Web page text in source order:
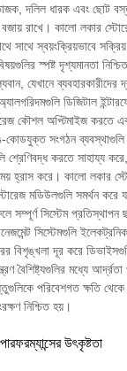
দলিল ধারক এবং ছোট
রাখে। কালো লকার
সাথে স্বয়ংক্রিয়ভাবে
স্পষ্ট দৃশ্যমানতা
যেখানে ব্যবহারকারীদের
ডিজিটাল
কৌশল অপ্টিমাইজ করতে
সংগঠন ব্যবস্থাগুলি
শ্রেণিবদ্ধ করতে সাহায্য
হ্রাস করে। কালো লকার
মডিউলগুলি সমর্থন করে
সম্পূর্ণ সিস্টেম প্রতিস্থাপন
সিস্টেমগুলি
বিশৃঙ্খলা দূর করে
বৈশিষ্ট্যগুলির মধ্যে আর্দ্রতা
পরিবেশগত ক্ষতি
নিশ্চিত হয়।